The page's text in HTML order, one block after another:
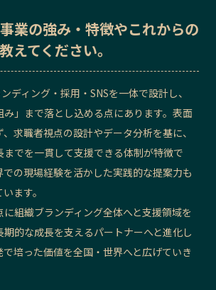
業の強み・特徴やこれからの
えてください。
ディング・採用・SNSを一体で設計し、
み」まで落とし込める点にあります。表面
求職者視点の設計やデータ分析を基に、
でを一貫して支援できる体制が特徴で
の現場経験を活かした実践的な提案力も
ます。
組織ブランディング全体へと支援領域を
的な成長を支えるパートナーへと進化し
培った価値を全国・世界へと広げていき